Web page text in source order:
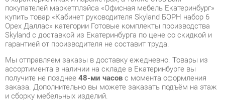
гарантией от производителя не составит труда.
Мы отправляем заказы в доставку ежедневно. Товары из
ассортимента в наличии на складе в Екатеринбурге вы
получите не позднее 48-ми часовс момента оформления
заказа. Дополнительно вы можете заказать подъём на этаж
и сборку мебельных изделий.
Срок доставки в другие регионы, и для товаров, находящихся
на складах производителей, рассчитывается индивидуально.
Уточнить наличие, срок и стоимость доставки вы можете
через формуобратной связи.